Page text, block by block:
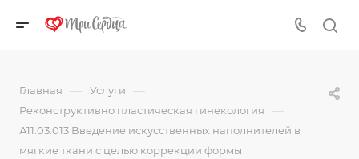
Главная — Услуги —
Реконструктивно пластическая гинекология —
А11.03.013 Введение искусственных наполнителей в
мягкие ткани с целью коррекции формы